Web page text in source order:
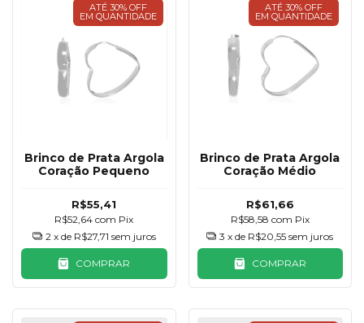
ATÉ 30% OFF
EM QUANTIDADE
Brinco de Prata Argola
Coração Pequeno
R$55,41
R$52,64com Pix
2 x de R$27,71 sem juros
COMPRAR
ATÉ 30% OFF
EM QUANTIDADE
Brinco de Prata Argola
Coração Médio
R$61,66
R$58,58 com Pix
3 x de R$20,55 sem juros
COMPRAR